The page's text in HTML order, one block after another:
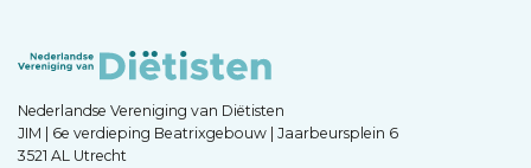
Nederlandse Vereniging van Diëtisten
JIM | 6e verdieping Beatrixgebouw | Jaarbeursplein 6
3521 AL Utrecht